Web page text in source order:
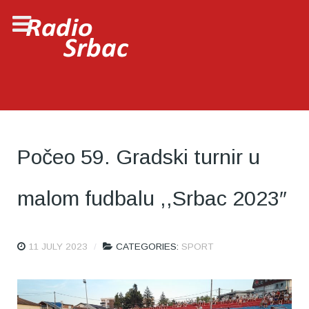
Počeo 59. Gradski turnir u
malom fudbalu ,,Srbac 2023″
11 JULY 2023 CATEGORIES: SPORT